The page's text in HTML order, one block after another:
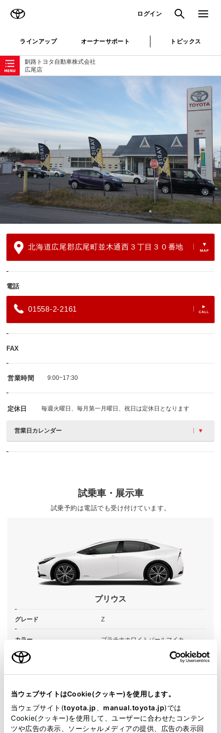
当ウェブサイトはCookie(クッキー)を使用します。
当ウェブサイト(toyota.jp manual.toyota.jp)では
Cookie(クッキー)を使用して、ユーザーに合わせたコンテン
ツや広告の表示、ソーシャルメディアの提供、広告の表示回
ログイン 検索 メニュ
ラインアップ オーナーサポート トピックス
釧路トヨタ自動車株式会社
広尾店
ローカルナビゲーション
北海道広尾郡広尾町並木通西３丁目３０番地
電話
01558-2-2161
FAX
営業時間 9:00~17:30
定休日 毎週火曜日、毎月第一月曜日、祝日は定休日となります
営業日カレンダー
試乗車・展示車
試乗予約は電話でも受け付けています。
プリウス
グレード Z
カラー プラチナホワイトパールマイカ
エンジンタイプ
試乗予約